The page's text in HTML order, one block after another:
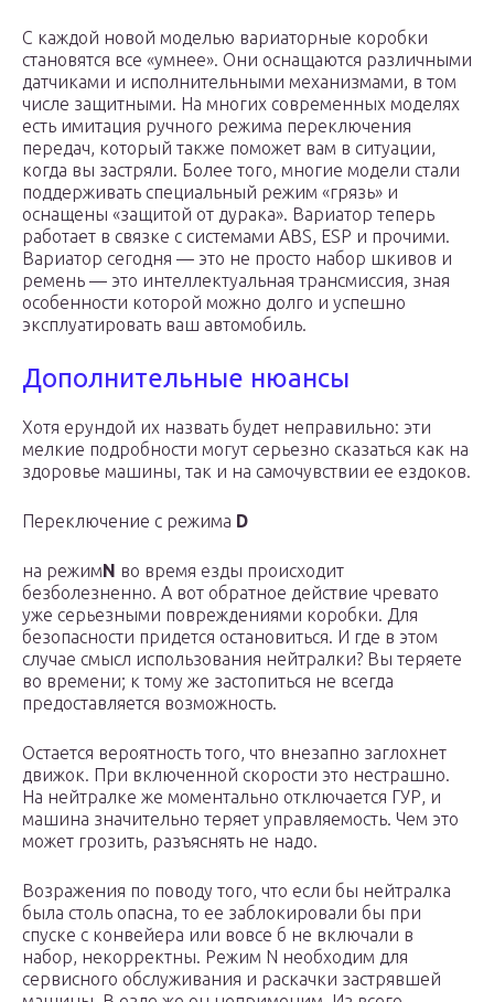
С каждой новой моделью вариаторные коробки
становятся все «умнее». Они оснащаются различными
датчиками и исполнительными механизмами, в том
числе защитными. На многих современных моделях
есть имитация ручного режима переключения
передач, который также поможет вам в ситуации,
когда вы застряли. Более того, многие модели стали
поддерживать специальный режим «грязь» и
оснащены «защитой от дурака». Вариатор теперь
работает в связке с системами ABS, ESP и прочими.
Вариатор сегодня — это не просто набор шкивов и
ремень — это интеллектуальная трансмиссия, зная
особенности которой можно долго и успешно
эксплуатировать ваш автомобиль.
Дополнительные нюансы
Хотя ерундой их назвать будет неправильно: эти
мелкие подробности могут серьезно сказаться как на
здоровье машины, так и на самочувствии ее ездоков.
Переключение с режима D
на режимN во время езды происходит
безболезненно. А вот обратное действие чревато
уже серьезными повреждениями коробки. Для
безопасности придется остановиться. И где в этом
случае смысл использования нейтралки? Вы теряете
во времени; к тому же застопиться не всегда
предоставляется возможность.
Остается вероятность того, что внезапно заглохнет
движок. При включенной скорости это нестрашно.
На нейтралке же моментально отключается ГУР, и
машина значительно теряет управляемость. Чем это
может грозить, разъяснять не надо.
Возражения по поводу того, что если бы нейтралка
была столь опасна, то ее заблокировали бы при
спуске с конвейера или вовсе б не включали в
набор, некорректны. Режим N необходим для
сервисного обслуживания и раскачки застрявшей